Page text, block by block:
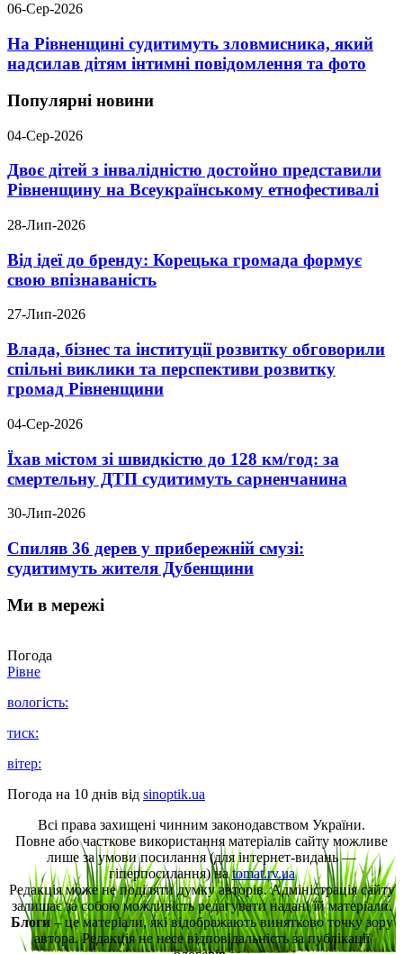
06-Сер-2026
На Рівненщині судитимуть зловмисника, який
надсилав дітям інтимні повідомлення та фото
Популярні новини
04-Сер-2026
Двоє дітей з інвалідністю достойно представили
Рівненщину на Всеукраїнському етнофестивалі
28-Лип-2026
Від ідеї до бренду: Корецька громада формує
свою впізнаваність
27-Лип-2026
Влада, бізнес та інституції розвитку обговорили
спільні виклики та перспективи розвитку
громад Рівненщини
04-Сер-2026
Їхав містом зі швидкістю до 128 км/год: за
смертельну ДТП судитимуть сарненчанина
30-Лип-2026
Спиляв 36 дерев у прибережній смузі:
судитимуть жителя Дубенщини
Ми в мережі
Погода
Рівне
вологість:
тиск:
вітер:
Погода на 10 днів від sinoptik.ua
Всі права захищені чинним законодавством України.
Повне або часткове використання матеріалів сайту можливе
лише за умови посилання (для інтернет-видань —
гіперпосилання) наtomat.rv.ua
Редакція може не поділяти думку авторів. Адміністрація сайту
залишає за собою можливість редагувати надані їй матеріали.
Блоги– це матеріали, які відображають винятково точку зору
автора. Редакція не несе відповідальність за публікації